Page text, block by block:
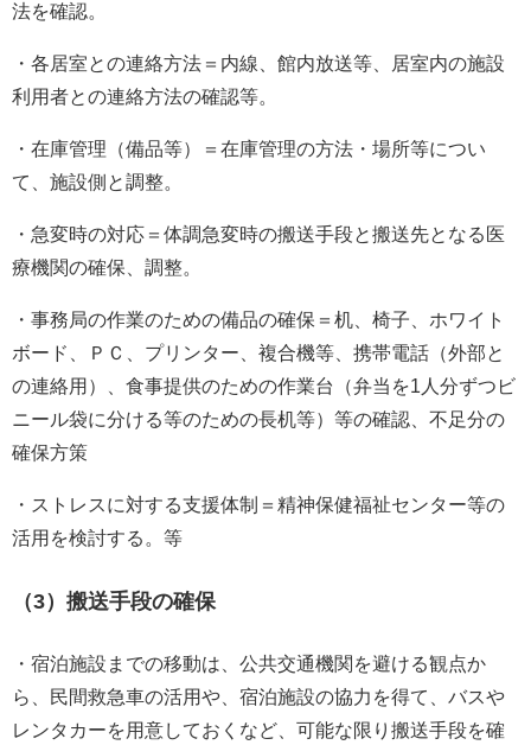
法を確認。
・各居室との連絡方法＝内線、館内放送等、居室内の施設
利用者との連絡方法の確認等。
・在庫管理（備品等）＝在庫管理の方法・場所等につい
て、施設側と調整。
・急変時の対応＝体調急変時の搬送手段と搬送先となる医
療機関の確保、調整。
・事務局の作業のための備品の確保＝机、椅子、ホワイト
ボード、ＰＣ、プリンター、複合機等、携帯電話（外部と
の連絡用）、食事提供のための作業台（弁当を1人分ずつビ
ニール袋に分ける等のための長机等）等の確認、不足分の
確保方策
・ストレスに対する支援体制＝精神保健福祉センター等の
活用を検討する。等
（3）搬送手段の確保
・宿泊施設までの移動は、公共交通機関を避ける観点か
ら、民間救急車の活用や、宿泊施設の協力を得て、バスや
レンタカーを用意しておくなど、可能な限り搬送手段を確